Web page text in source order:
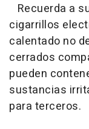
Recuerda a
cigarrillos
calentado no
cerrados
pueden
sustancias
para terceros.